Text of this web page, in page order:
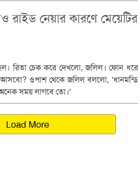
রাইড নেয়ার কারণে মেয়েটির
রিতা চেক করে দেখলো, জলিল। ফোন ধরে
ওপাশ থেকে জলিল বললো, 'ধানমন্ডি
সময় লাগবে তো।'
Load More